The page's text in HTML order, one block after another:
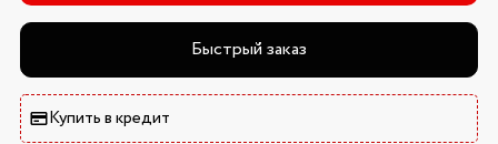
Быстрый заказ
Купить в кредит